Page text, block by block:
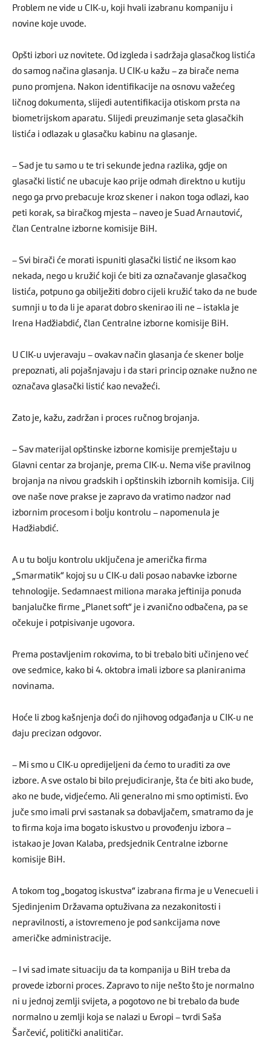
Problem ne vide u CIK-u, koji hvali izabranu kompaniju i
novine koje uvode.
Opšti izbori uz novitete. Od izgleda i sadržaja glasačkog listića
do samog načina glasanja. U CIK-u kažu – za birače nema
puno promjena. Nakon identifikacije na osnovu važećeg
ličnog dokumenta, slijedi autentifikacija otiskom prsta na
biometrijskom aparatu. Slijedi preuzimanje seta glasačkih
listića i odlazak u glasačku kabinu na glasanje.
– Sad je tu samo u te tri sekunde jedna razlika, gdje on
glasački listić ne ubacuje kao prije odmah direktno u kutiju
nego ga prvo prebacuje kroz skener i nakon toga odlazi, kao
peti korak, sa biračkog mjesta – naveo je Suad Arnautović,
član Centralne izborne komisije BiH.
– Svi birači će morati ispuniti glasački listić ne iksom kao
nekada, nego u kružić koji će biti za označavanje glasačkog
listića, potpuno ga obilježiti dobro cijeli kružić tako da ne bude
sumnji u to da li je aparat dobro skenirao ili ne – istakla je
Irena Hadžiabdić, član Centralne izborne komisije BiH.
U CIK-u uvjeravaju – ovakav način glasanja će skener bolje
prepoznati, ali pojašnjavaju i da stari princip oznake nužno ne
označava glasački listić kao nevažeći.
Zato je, kažu, zadržan i proces ručnog brojanja.
– Sav materijal opštinske izborne komisije premještaju u
Glavni centar za brojanje, prema CIK-u. Nema više pravilnog
brojanja na nivou gradskih i opštinskih izbornih komisija. Cilj
ove naše nove prakse je zapravo da vratimo nadzor nad
izbornim procesom i bolju kontrolu – napomenula je
Hadžiabdić.
A u tu bolju kontrolu uključena je američka firma
„Smarmatik“ kojoj su u CIK-u dali posao nabavke izborne
tehnologije. Sedamnaest miliona maraka jeftinija ponuda
banjalučke firme „Planet soft“ je i zvanično odbačena, pa se
očekuje i potpisivanje ugovora.
Prema postavljenim rokovima, to bi trebalo biti učinjeno već
ove sedmice, kako bi 4. oktobra imali izbore sa planiranima
novinama.
Hoće li zbog kašnjenja doći do njihovog odgađanja u CIK-u ne
daju precizan odgovor.
– Mi smo u CIK-u opredijeljeni da ćemo to uraditi za ove
izbore. A sve ostalo bi bilo prejudiciranje, šta će biti ako bude,
ako ne bude, vidjećemo. Ali generalno mi smo optimisti. Evo
juče smo imali prvi sastanak sa dobavljačem, smatramo da je
to firma koja ima bogato iskustvo u provođenju izbora –
istakao je Jovan Kalaba, predsjednik Centralne izborne
komisije BiH.
A tokom tog „bogatog iskustva“ izabrana firma je u Venecueli i
Sjedinjenim Državama optuživana za nezakonitosti i
nepravilnosti, a istovremeno je pod sankcijama nove
američke administracije.
– I vi sad imate situaciju da ta kompanija u BiH treba da
provede izborni proces. Zapravo to nije nešto što je normalno
ni u jednoj zemlji svijeta, a pogotovo ne bi trebalo da bude
normalno u zemlji koja se nalazi u Evropi – tvrdi Saša
Šarčević, politički analitičar.